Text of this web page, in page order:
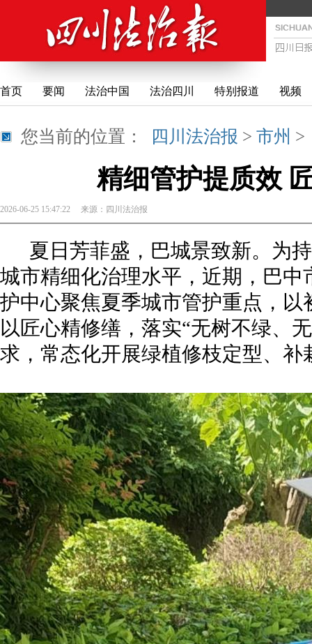
首页 要闻 法治中国 法治四川 特别报道 视频
您当前的位置： 四川法治报 > 市州
精细管护提质效
2026-06-25 15:47:22 来源： 四川法治报
夏日芳菲盛，巴城景致新。为
城市精细化治理水平，近期，巴
护中心聚焦夏季城市管护重点，
以匠心精修缮，落实“无树不绿、
求，常态化开展绿植修枝定型、